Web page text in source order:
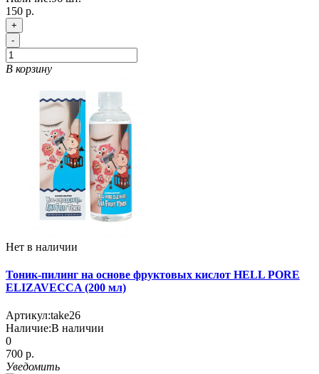
150 р.
+
-
В корзину
Нет в наличии
Тоник-пилинг на основе фруктовых кислот HELL PORE
ELIZAVECCA (200 мл)
Артикул:take26
Наличие:В наличии
0
700 р.
Уведомить